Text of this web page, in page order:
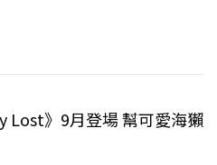
Lost》9月登場 幫可愛海獺